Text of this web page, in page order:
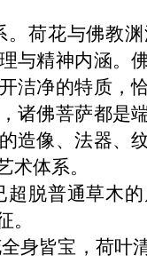
。荷花与佛教
与精神内涵。
洁净的特质，
诸佛菩萨都是
造像、法器、
术体系。
超脱普通草木
。
身皆宝，荷叶